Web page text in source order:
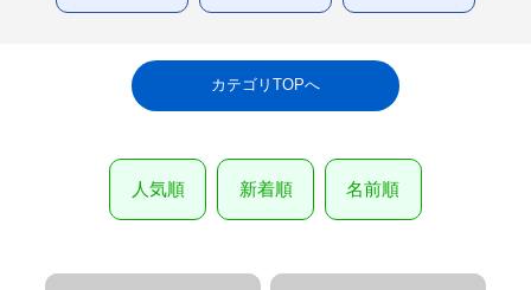
カテゴリTOPへ
人気順 新着順 名前順